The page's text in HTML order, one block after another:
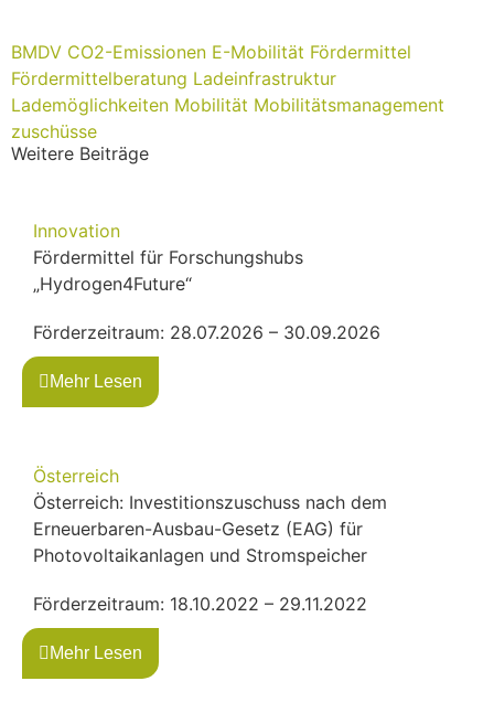
BMDV CO2-Emissionen E-Mobilität Fördermittel
Fördermittelberatung Ladeinfrastruktur
Lademöglichkeiten Mobilität Mobilitätsmanagement
zuschüsse
Weitere Beiträge
Innovation
Fördermittel für Forschungshubs
„Hydrogen4Future“
Förderzeitraum: 28.07.2026 – 30.09.2026
Mehr Lesen
Österreich
Österreich: Investitionszuschuss nach dem
Erneuerbaren-Ausbau-Gesetz (EAG) für
Photovoltaikanlagen und Stromspeicher
Förderzeitraum: 18.10.2022 – 29.11.2022
Mehr Lesen